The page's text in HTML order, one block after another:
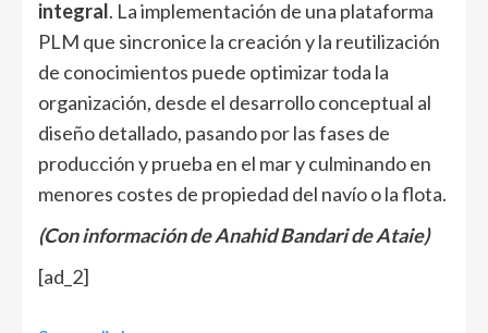
integral. La implementación de una plataforma
PLM que sincronice la creación y la reutilización
de conocimientos puede optimizar toda la
organización, desde el desarrollo conceptual al
diseño detallado, pasando por las fases de
producción y prueba en el mar y culminando en
menores costes de propiedad del navío o la flota.
(Con información de Anahid Bandari de Ataie)
[ad_2]